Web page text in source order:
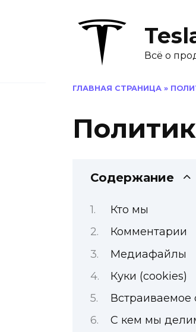
Всё о
ГЛАВНАЯ СТРАНИЦА »
Содержание
Кто мы
Комментарии
Медиафайлы
Куки (cookies)
Встраиваемое
С кем мы